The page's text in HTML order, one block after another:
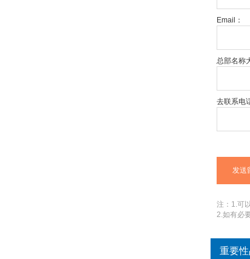
Email：
总部名称
去联系电
注：1.可
2.如有必
重要